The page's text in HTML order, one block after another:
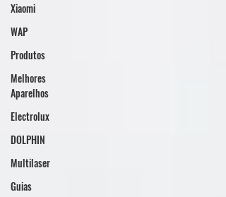
Xiaomi
WAP
Produtos
Melhores
Aparelhos
Electrolux
DOLPHIN
Multilaser
Guias